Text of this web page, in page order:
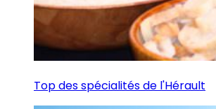
Top des spécialités de l'Hérault